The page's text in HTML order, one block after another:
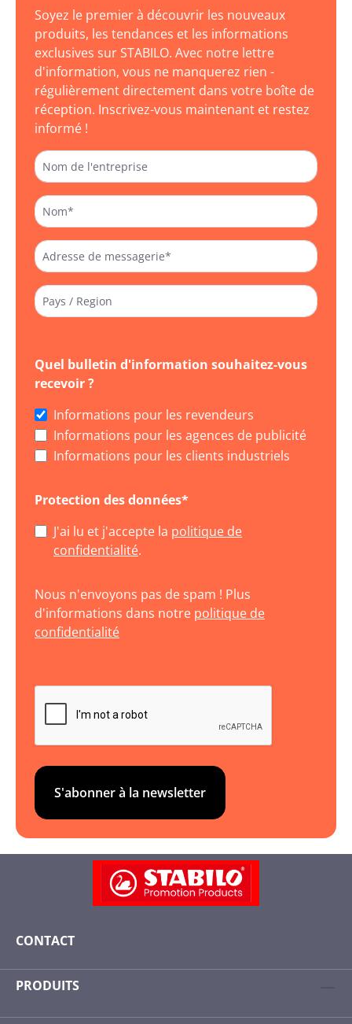
Soyez le premier à découvrir les nouveaux
produits, les tendances et les informations
exclusives sur STABILO. Avec notre lettre
d'information, vous ne manquerez rien -
régulièrement directement dans votre boîte de
réception. Inscrivez-vous maintenant et restez
informé !
Quel bulletin d'information souhaitez-vous
recevoir ?
Informations pour les revendeurs
Informations pour les agences de publicité
Informations pour les clients industriels
Protection des données*
J'ai lu et j'accepte la politique de
confidentialité.
Nous n'envoyons pas de spam ! Plus
d'informations dans notre politique de
confidentialité
S'abonner à la newsletter
CONTACT
PRODUITS